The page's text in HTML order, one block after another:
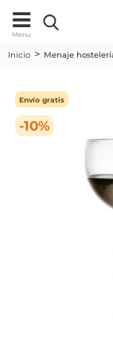
Menu
Inicio Menaje
-10%
Envío gratis